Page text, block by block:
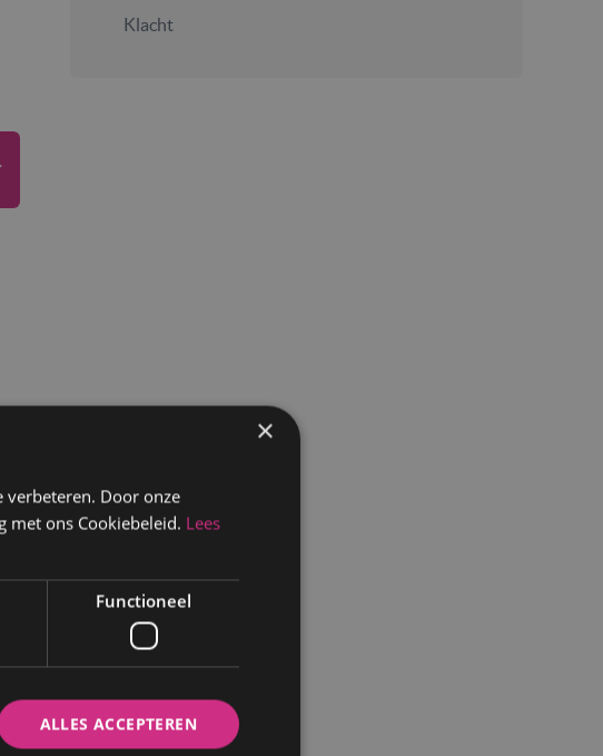
Klacht
×
verbeteren. Door onze
met ons Cookiebeleid. Lees
Functioneel
ALLES ACCEPTEREN